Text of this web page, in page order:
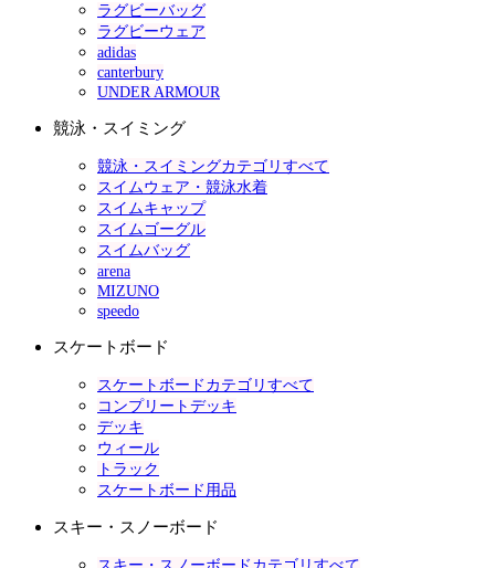
ラグビーバッグ
ラグビーウェア
adidas
canterbury
UNDER ARMOUR
競泳・スイミング
競泳・スイミングカテゴリすべて
スイムウェア・競泳水着
スイムキャップ
スイムゴーグル
スイムバッグ
arena
MIZUNO
speedo
スケートボード
スケートボードカテゴリすべて
コンプリートデッキ
デッキ
ウィール
トラック
スケートボード用品
スキー・スノーボード